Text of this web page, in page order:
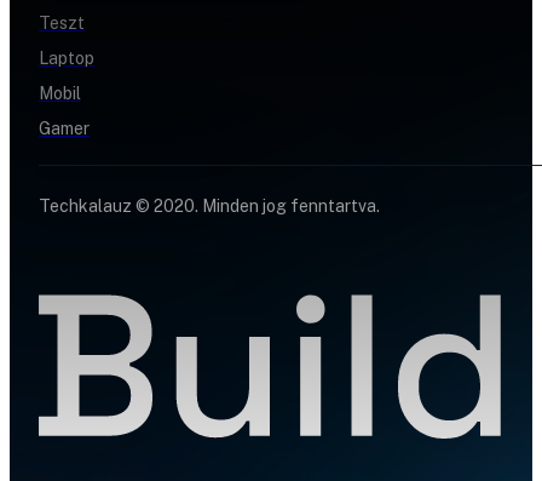
Teszt
Laptop
Mobil
Gamer
Techkalauz © 2020. Minden jog fenntartva.